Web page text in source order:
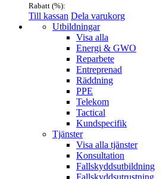
Rabatt (%):
Till kassan Dela varukorg
Menu Utbildningar
Visa alla
Energi & GWO
Reparbete
Entreprenad
Räddning
PPE
Telekom
Tactical
Kundspecifik
Tjänster
Visa alla tjänster
Konsultation
Fallskyddsutbildning
Fallskyddsutrustning